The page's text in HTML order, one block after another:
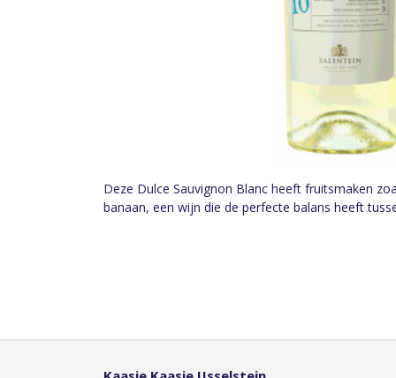
Deze Dulce Sauvignon Blanc heeft fruitsmaken
banaan, een wijn die de perfecte balans heeft